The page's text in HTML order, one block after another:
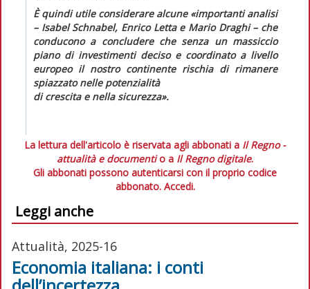
È quindi utile considerare alcune «importanti analisi
– Isabel Schnabel, Enrico Letta e Mario Draghi – che
conducono a concludere che senza un massiccio
piano di investimenti deciso e coordinato a livello
europeo il nostro continente rischia di rimanere
spiazzato nelle potenzialità
di crescita e nella sicurezza».
La lettura dell'articolo è riservata agli abbonati a Il Regno -
attualità e documentio a Il Regno digitale.
Gli abbonati possono autenticarsi con il proprio codice
abbonato. Accedi.
Leggi anche
Attualità, 2025-16
Economia italiana: i conti